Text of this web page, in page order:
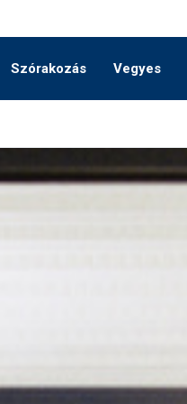
Szórakozás Vegyes